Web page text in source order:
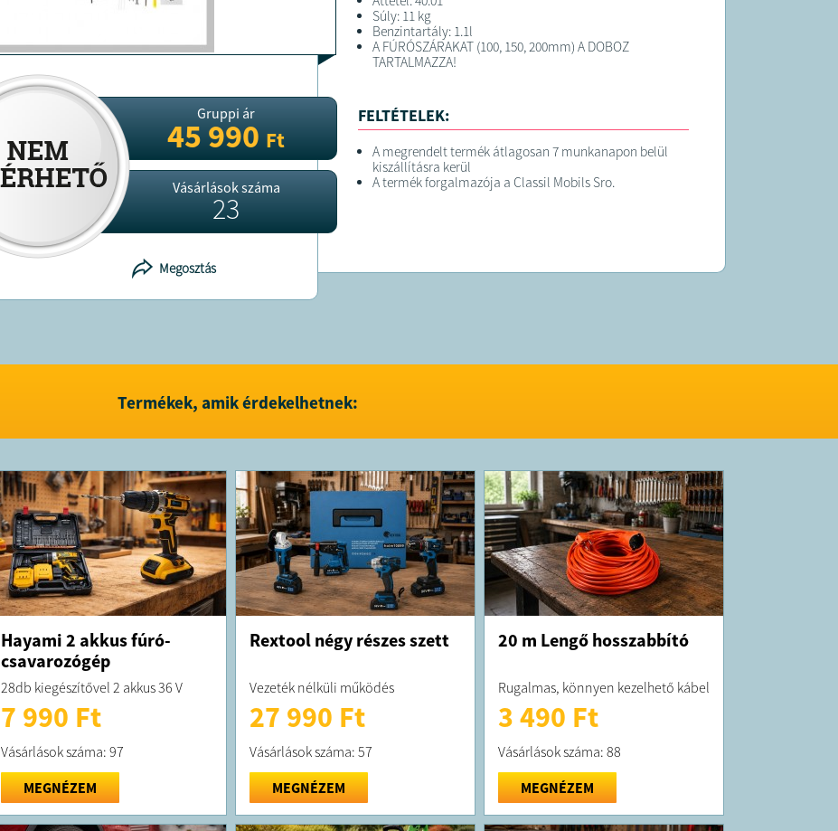
Gruppi ár
45 990Ft
Vásárlások száma
23
Megosztás
Súly: 11 kg
Benzintartály: 1.1l
A FÚRÓSZÁRAKAT (100, 150, 200mm) A DOBOZ
TARTALMAZZA!
FELTÉTELEK:
A megrendelt termék átlagosan 7 munkanapon belül
kiszállításra kerül
A termék forgalmazója a Classil Mobils Sro.
Termékek, amik érdekelhetnek:
Hayami 2 akkus fúró-
csavarozógép
28db kiegészítővel 2 akkus 36 V
7 990 Ft
Vásárlások száma: 97
MEGNÉZEM
Rextool négy részes szett
Vezeték nélküli működés
27 990 Ft
Vásárlások száma: 57
MEGNÉZEM
20 m Lengő hosszabbító
Rugalmas, könnyen kezelhető kábel
3 490 Ft
Vásárlások száma: 88
MEGNÉZEM